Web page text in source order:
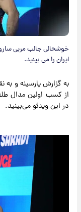
خوشحالی جالب مربی
ایران را می بینید.
به گزارش پارسینه و
از کسب اولین مدال
در این ویدئو می‌بینید.